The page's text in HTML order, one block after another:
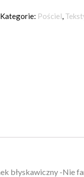
Kategorie: Pościel,
błyskawiczny -Nie